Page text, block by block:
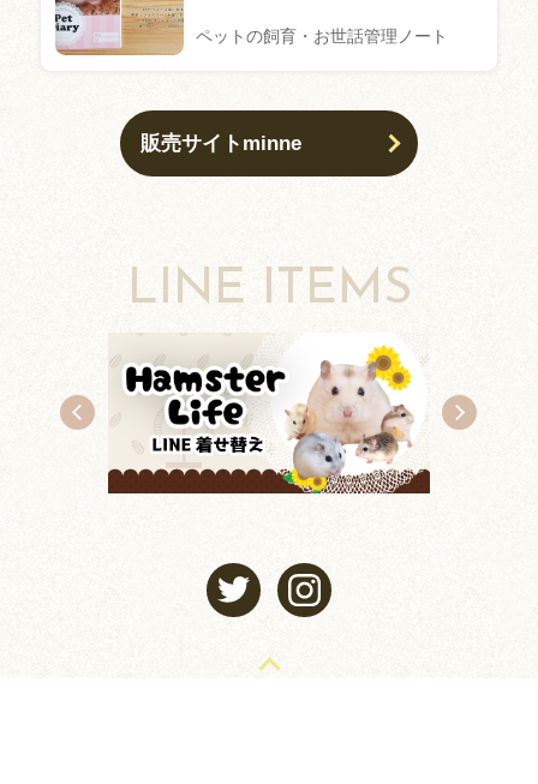
ペットの飼育・お世話管理ノート
販売サイトminne
LINE ITEMS